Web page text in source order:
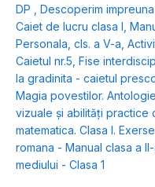
DP
Descoperim
Caiet de lucru clasa I
Personala, cls. a V-a
Caietul nr.5 Fise
la gradinita - caietul
Magia povestilor.
vizuale și abilități practice
matematica. Clasa I.
romana - Manual clasa a
mediului - Clasa 1